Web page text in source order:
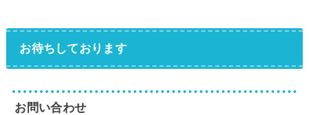
お待ちしております
お問い合わせ